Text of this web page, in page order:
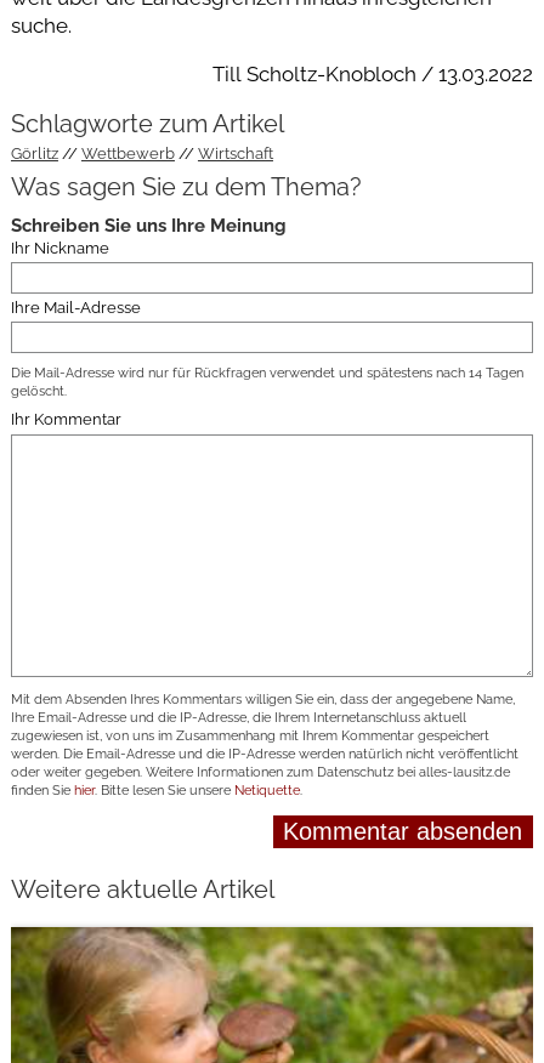
suche.
Till Scholtz-Knobloch / 13.03.2022
Schlagworte zum Artikel
Görlitz Wettbewerb Wirtschaft
Was sagen Sie zu dem Thema?
Schreiben Sie uns Ihre Meinung
Ihr Nickname
Ihre Mail-Adresse
Die Mail-Adresse wird nur für Rückfragen verwendet und spätestens nach 14 Tagen
gelöscht.
Ihr Kommentar
Mit dem Absenden Ihres Kommentars willigen Sie ein, dass der angegebene Name,
Ihre Email-Adresse und die IP-Adresse, die Ihrem Internetanschluss aktuell
zugewiesen ist, von uns im Zusammenhang mit Ihrem Kommentar gespeichert
werden. Die Email-Adresse und die IP-Adresse werden natürlich nicht veröffentlicht
oder weiter gegeben. Weitere Informationen zum Datenschutz bei alles-lausitz.de
finden Sie hier. Bitte lesen Sie unsere Netiquette.
Weitere aktuelle Artikel
weiterlesen